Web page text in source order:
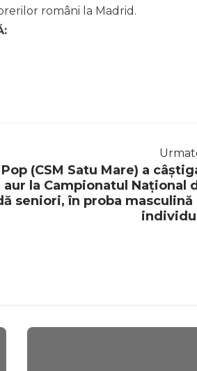
români la Madrid.
(CSM Satu Mare) a
la Campionatul Național
seniori, în proba masculină